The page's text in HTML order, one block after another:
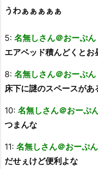
うわぁぁぁぁぁ
5: 名無しさん＠おーぷん
エアベッド積んどくと
8: 名無しさん＠おーぷん
床下に謎のスペースがあ
10: 名無しさん＠おーぷ
つまんな
11: 名無しさん＠おーぷん
だせぇけど便利よな